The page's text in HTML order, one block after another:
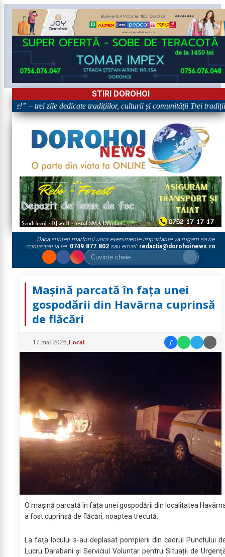
STIRI DOROHOI
– trei zile dedicate tradițiilor, culturii și comunității Trei tradiții.
Daca sunteti martorul unor evenimente importante va rugam sa ne
contactati la tel: 0749.877.802sau email: redactia@dorohoinews.ro
Mașină parcată în fața unei
gospodării din Havârna cuprinsă
de flăcări
17 mai 2026 ,Local f
O mașină parcată în fața unei gospodării din localitatea
a fost cuprinsă de flăcări, noaptea trecută.
La fața locului s-au deplasat pompierii din cadrul Punctului
Lucru Darabani și Serviciul Voluntar pentru Situații de